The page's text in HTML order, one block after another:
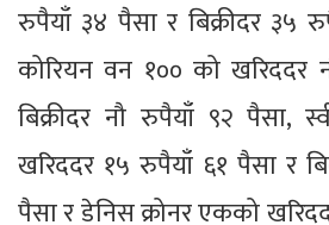
रुपैयाँ ३४ पैसा र बिक्रीदर ३५
कोरियन वन १०० को खरिददर
बिक्रीदर नौ रुपैयाँ ९२ पैसा,
खरिददर १५ रुपैयाँ ६१ पैसा र
पैसा र डेनिस क्रोनर एकको